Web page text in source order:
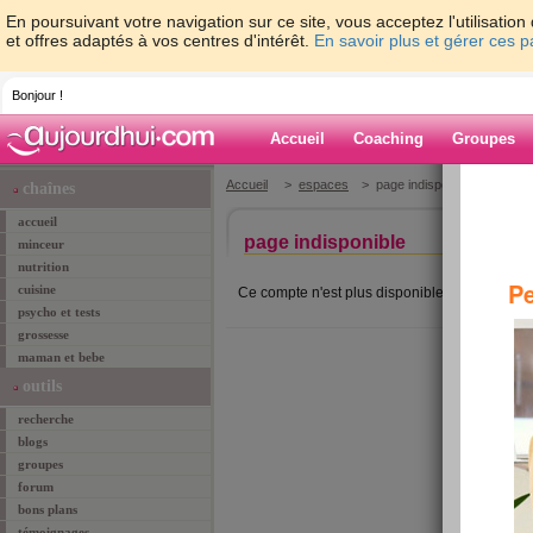
En poursuivant votre navigation sur ce site, vous acceptez
et offres adaptés à vos centres d'intérêt. En savoir plus et gérer ces
Bonjour !
Accueil Coaching Groupes
chaînes
accueil
minceur
nutrition
cuisine
psycho et tests
grossesse
maman et bebe
outils
recherche
blogs
groupes
forum
bons plans
Accueil > espaces > page indisponible
page indisponible
Ce compte n'est plus disponible.